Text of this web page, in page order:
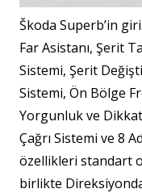
Škoda Superb’in
Far Asistanı, Şerit
Sistemi, Şerit
Sistemi, Ön Bölge
Yorgunluk ve
Çağrı Sistemi ve 8
özellikleri standart
birlikte